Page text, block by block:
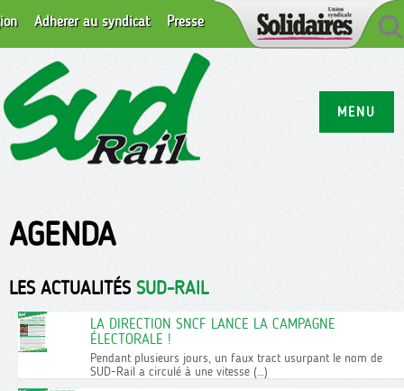
MENU
Adhérer au syndicat Presse
AGENDA
LES ACTUALITÉS SUD-RAIL
LA DIRECTION SNCF LANCE LA CAMPAGNE
ÉLECTORALE !
Pendant plusieurs jours, un faux tract usurpant le nom de
SUD-Rail a circulé à une vitesse (…)